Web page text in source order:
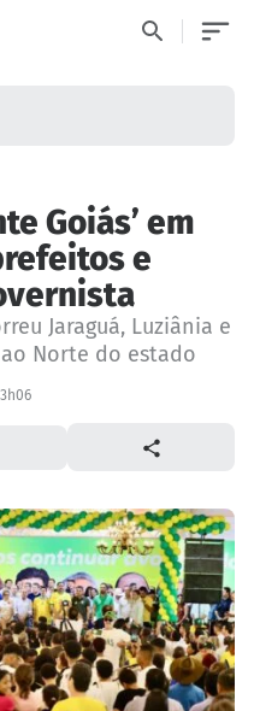
Goiás’ em
e
Jaraguá, Luziânia e
Norte do estado